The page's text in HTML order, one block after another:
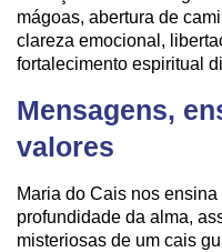
mágoas, abertura de
clareza emocional,
fortalecimento espiritual
Mensagens,
valores
Maria do Cais nos
profundidade da alma,
misteriosas de um cais